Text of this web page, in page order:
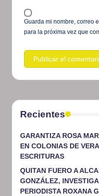
Guarda mi nombre, correo
para la próxima vez que
Recientes
GARANTIZA ROSA
EN COLONIAS DE
ESCRITURAS
QUITAN FUERO A
GONZÁLEZ,
PERIODISTA ROXANA